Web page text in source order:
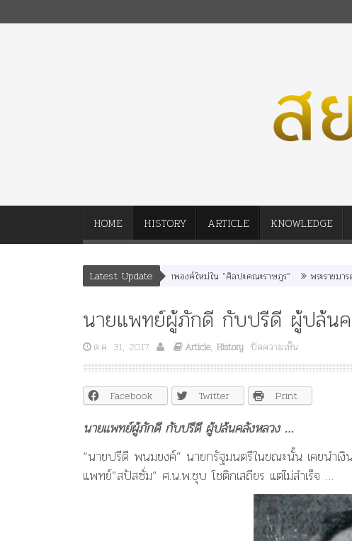
HOME HISTORY ARTICLE KNOWLEDGE
Latest Update
พบุตร” และ “เทพีรัฐธรรมนูญ” เทพองค์ใหม่ใน “ศิลปะคณะราษฎร” พระราชมารดา ผู้ทรงปิด
นายแพทย์ผู้ภักดี กับปรีดี ผู้ปล้น
ต.ค. 31, 2017 Article, History ปิดความเห็น
นาย
แพทย์
ผู้
ภักดี
ปล้น
คลัง
…
Facebook Twitter Print
นายแพทย์ผู้ภักดี กับปรีดี ผู้ปล้นคลังหลวง …
“นายปรีดี พนมยงค์” นายกรัฐมนตรีในขณะนั้น เคยนำเ
แพทย์”สปัสซั่ม” ศ.น.พ.ชุบ โชติกเสถียร แต่ไม่สำเร็จ …